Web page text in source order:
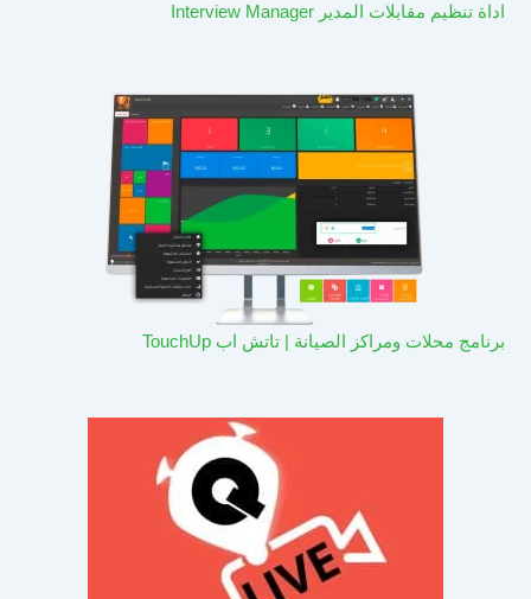
اداة تنظيم مقابلات المدير Interview Manager
برنامج محلات ومراكز الصيانة | تاتش اب TouchUp